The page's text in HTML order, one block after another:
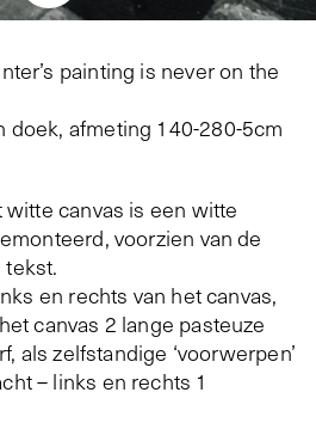
painting is never on the
doek, afmeting 140-280-5cm
canvas is een witte
voorzien van de
en rechts van het canvas,
canvas 2 lange pasteuze
als zelfstandige ‘voorwerpen’
– links en rechts 1